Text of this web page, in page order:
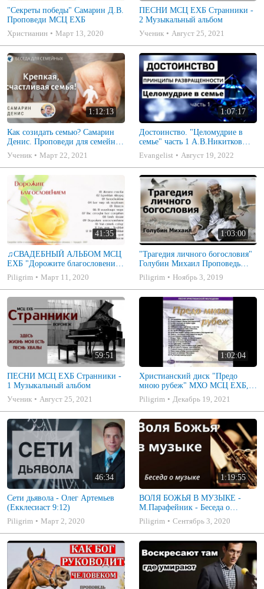
"Секреты победы" Самарин Д.В.
Проповеди МСЦ ЕХБ
Христианин
Март 13, 2020
ПЕСНИ МСЦ ЕХБ Странники -
2 Музыкальный альбом
Ученик
Август 25, 2021
1:12:13
Как созидать семью? Самарин
Денис. Проповеди для семейных
МСЦ ЕХБ
Ученик Март 22, 2021
1:07:17
Достоинство. "Целомудрие в
семье" часть 1 А.В.Никитков
Беседа для семейных МСЦ ЕХБ
Evangelist Август 19, 2022
41:35
♫СВАДЕБНЫЙ АЛЬБОМ МСЦ
ЕХБ "Дорожите благословением
- Христианские песни.
Музыкальный диск. Псалмы
Piligrim Март 11, 2020
1:03:00
"Трагедия личного богословия"
Голубин Михаил Проповедь
2019
Piligrim Ноябрь 3, 2019
59:51
ПЕСНИ МСЦ ЕХБ Странники -
1 Музыкальный альбом
Ученик
Август 25, 2021
1:02:04
Христианский диск "Предо
мною рубеж" МХО МСЦ ЕХБ,
музыкальный альбом, пение,
музыка
Piligrim Декабрь 19, 2021
46:34
Сети дьявола - Олег Артемьев
(Екклесиаст 9:12)
Piligrim
Март 2, 2020
1:19:55
ВОЛЯ БОЖЬЯ В МУЗЫКЕ -
М.Парафейник - Беседа о
музыке 2
Piligrim Сентябрь 3, 2020